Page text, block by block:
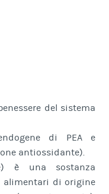
del sistema
di PEA e
antiossidante).
è una sostanza
alimentari di origine